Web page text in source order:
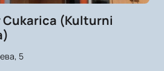
(Kulturni
5